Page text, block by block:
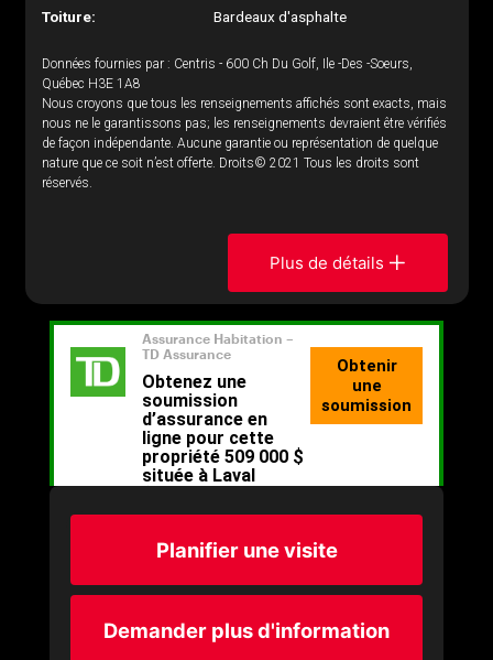
Toiture:
Bardeaux d'asphalte
Données fournies par : Centris - 600 Ch Du Golf, Ile -Des -Soeurs,
Québec H3E 1A8
Nous croyons que tous les renseignements affichés sont exacts, mais
nous ne le garantissons pas; les renseignements devraient être vérifiés
de façon indépendante. Aucune garantie ou représentation de quelque
nature que ce soit n’est offerte. Droits© 2021 Tous les droits sont
réservés.
Plus de détails
Planifier une visite
Demander plus d'information